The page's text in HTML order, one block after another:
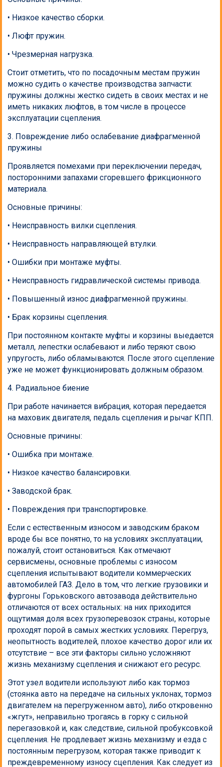
• Низкое качество сборки.
• Люфт пружин.
• Чрезмерная нагрузка.
Стоит отметить, что по посадочным местам пружин
можно судить о качестве производства запчасти:
пружины должны жестко сидеть в своих местах и не
иметь никаких люфтов, в том числе в процессе
эксплуатации сцепления.
3. Повреждение либо ослабевание диафрагменной
пружины
Проявляется помехами при переключении передач,
посторонними запахами сгоревшего фрикционного
материала.
Основные причины:
• Неисправность вилки сцепления.
• Неисправность направляющей втулки.
• Ошибки при монтаже муфты.
• Неисправность гидравлической системы привода.
• Повышенный износ диафрагменной пружины.
• Брак корзины сцепления.
При постоянном контакте муфты и корзины выедается
металл, лепестки ослабевают и либо теряют свою
упругость, либо обламываются. После этого сцепление
уже не может функционировать должным образом.
4. Радиальное биение
При работе начинается вибрация, которая передается
на маховик двигателя, педаль сцепления и рычаг КПП.
Основные причины:
• Ошибка при монтаже.
• Низкое качество балансировки.
• Заводской брак.
• Повреждения при транспортировке.
Если с естественным износом и заводским браком
вроде бы все понятно, то на условиях эксплуатации,
пожалуй, стоит остановиться. Как отмечают
сервисмены, основные проблемы с износом
сцепления испытывают водители коммерческих
автомобилей ГАЗ. Дело в том, что легкие грузовики и
фургоны Горьковского автозавода действительно
отличаются от всех остальных: на них приходится
ощутимая доля всех грузоперевозок страны, которые
проходят порой в самых жестких условиях. Перегруз,
неопытность водителей, плохое качество дорог или их
отсутствие – все эти факторы сильно усложняют
жизнь механизму сцепления и снижают его ресурс.
Этот узел водители используют либо как тормоз
(стоянка авто на передаче на сильных уклонах, тормоз
двигателем на перегруженном авто), либо откровенно
«жгут», неправильно трогаясь в горку с сильной
перегазовкой и, как следствие, сильной пробуксовкой
сцепления. Не продлевает жизнь механизму и езда с
постоянным перегрузом, которая также приводит к
преждевременному износу сцепления. Как следует из